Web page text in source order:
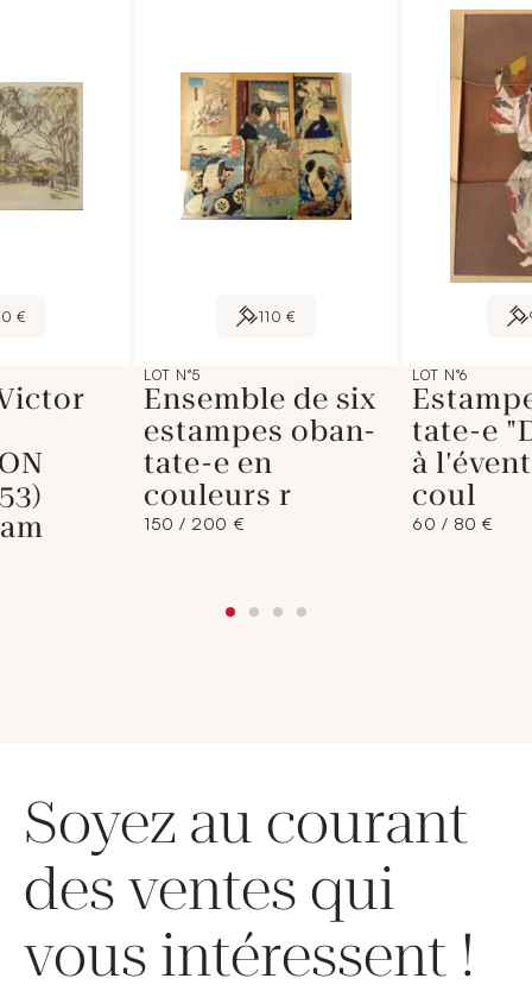
€ 110 €
LOT N°5
Ensemble de six
estampes oban-
tate-e en
couleurs r
150 / 200 €
LOT N°6
tate-e
à
coul
60 / 80 €
Soyez au courant
des ventes qui
vous intéressent !